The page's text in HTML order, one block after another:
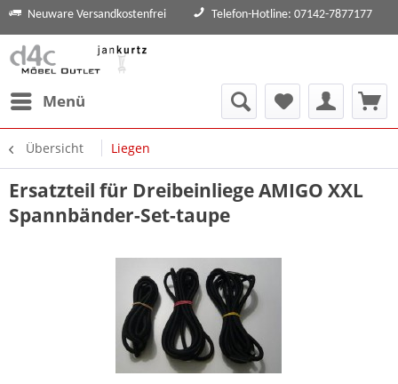
Neuware Versandkostenfrei Telefon-Hotline: 07142-7877177
Menü
Übersicht Liegen
Ersatzteil für Dreibeinliege AMIGO XXL
Spannbänder-Set-taupe